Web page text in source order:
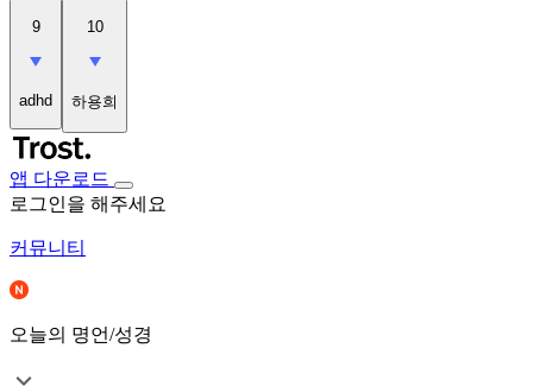
9
adhd
10
하용희
앱 다운로드
로그인을 해주세요
커뮤니티
오늘의 명언/성경